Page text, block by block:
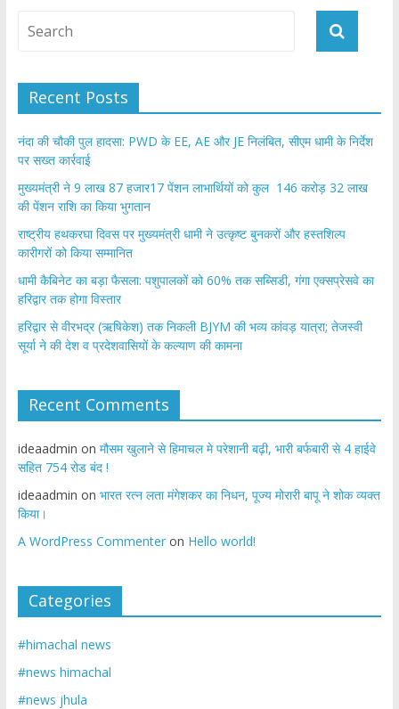
Recent Posts
नंदा की चौकी पुल हादसा: PWD के EE, AE और JE निलंबित, सीएम धामी के निर्देश
पर सख्त कार्रवाई
मुख्यमंत्री ने 9 लाख 87 हजार17 पेंशन लाभार्थियों को कुल 146 करोड़ 32 लाख
की पेंशन राशि का किया भुगतान
राष्ट्रीय हथकरघा दिवस पर मुख्यमंत्री धामी ने उत्कृष्ट बुनकरों और हस्तशिल्प
कारीगरों को किया सम्मानित
​धामी कैबिनेट का बड़ा फैसला: पशुपालकों को 60% तक सब्सिडी, गंगा एक्सप्रेसवे का
हरिद्वार तक होगा विस्तार
​हरिद्वार से वीरभद्र (ऋषिकेश) तक निकली BJYM की भव्य कांवड़ यात्रा; तेजस्वी
सूर्या ने की देश व प्रदेशवासियों के कल्याण की कामना
Recent Comments
ideaadmin on मौसम खुलाने से हिमाचल मे परेशानी बढ़ी, भारी बर्फबारी से 4 हाईवे
सहित 754 रोड बंद !
ideaadmin on भारत रत्न लता मंगेशकर का निधन, पूज्य मोरारी बापू ने शोक व्यक्त
किया।
A WordPress Commenteron Hello world!
Categories
#himachal news
#news himachal
#news jhula